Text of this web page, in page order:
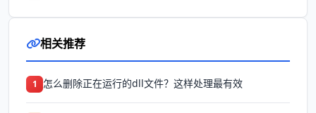
相关推荐
1 怎么删除正在运行的dll文件？这样处理最有效